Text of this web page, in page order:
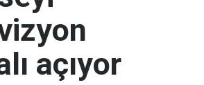
açıyor